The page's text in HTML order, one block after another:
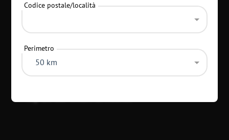
Categorie
Codice postale/località
Perimetro
50 km